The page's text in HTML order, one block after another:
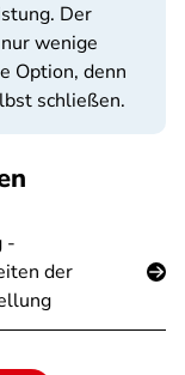
Der
wenige
Option, denn
schließen.
-
der